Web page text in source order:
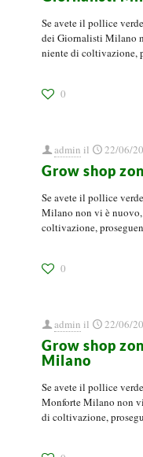
Se avete il pollice
dei Giornalisti Milano
niente di coltivazione,
0
admin il 22/06/
Grow shop
Se avete il pollice
Milano non vi è nuovo,
coltivazione,
0
admin il 22/06/
Grow shop
Milano
Se avete il pollice
Monforte Milano non
di coltivazione,